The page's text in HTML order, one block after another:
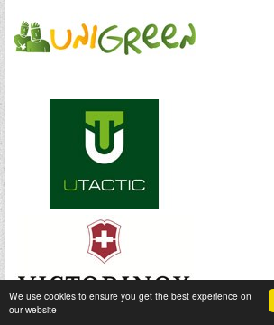
We use cookies to ensure you get the best experience on
our website